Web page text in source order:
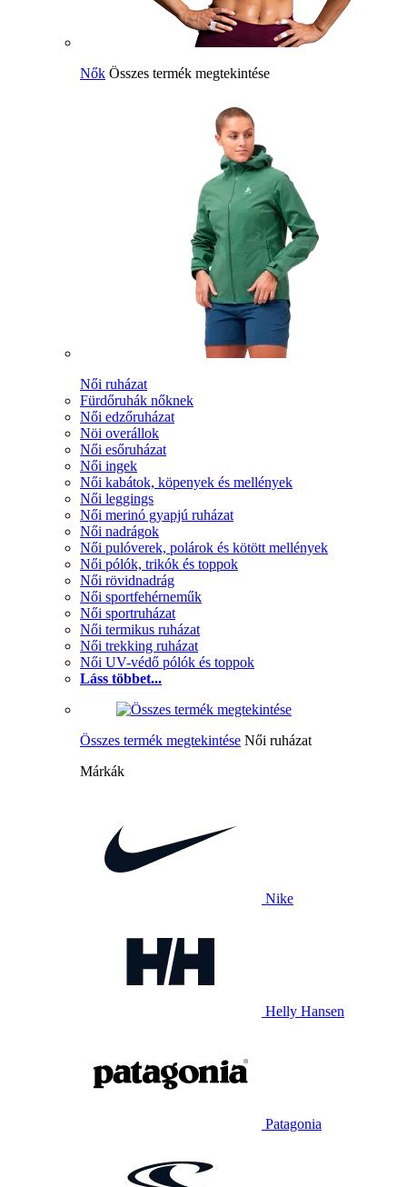
Nők Összes termék megtekintése
Női ruházat
Fürdőruhák nőknek
Női edzőruházat
Nöi overállok
Női esőruházat
Női ingek
Női kabátok, köpenyek és mellények
Női leggings
Női merinó gyapjú ruházat
Női nadrágok
Női pulóverek, polárok és kötött mellények
Női pólók, trikók és toppok
Női rövidnadrág
Női sportfehérneműk
Női sportruházat
Női termikus ruházat
Női trekking ruházat
Női UV-védő pólók és toppok
Láss többet...
Összes termék megtekintése Női ruházat
Márkák
Nike
Helly Hansen
Patagonia